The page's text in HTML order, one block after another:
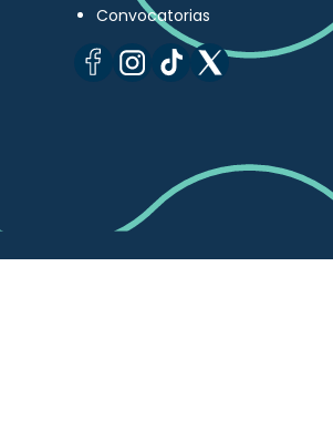
Convocatorias